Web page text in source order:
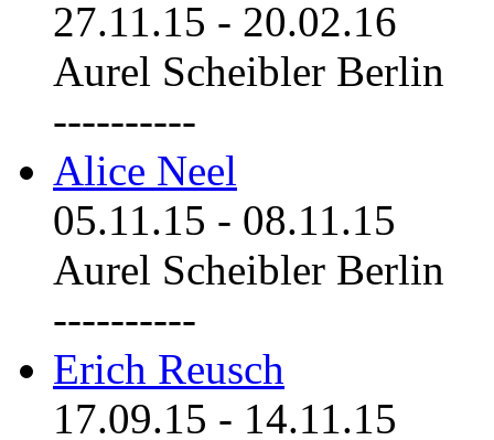
27.11.15 - 20.02.16
Aurel Scheibler Berlin
----------
Alice Neel
05.11.15 - 08.11.15
Aurel Scheibler Berlin
----------
Erich Reusch
17.09.15 - 14.11.15